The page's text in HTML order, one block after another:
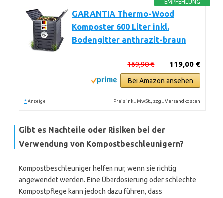
EMPFEHLUNG
GARANTIA Thermo-Wood
Komposter 600 Liter inkl.
Bodengitter anthrazit-braun
119,00 €
169,90 €
Bei Amazon ansehen
* Anzeige Preis inkl. MwSt., zzgl. Versandkosten
Gibt es Nachteile oder Risiken bei der
Verwendung von Kompostbeschleunigern?
Kompostbeschleuniger helfen nur, wenn sie richtig
angewendet werden. Eine Überdosierung oder schlechte
Kompostpflege kann jedoch dazu führen, dass